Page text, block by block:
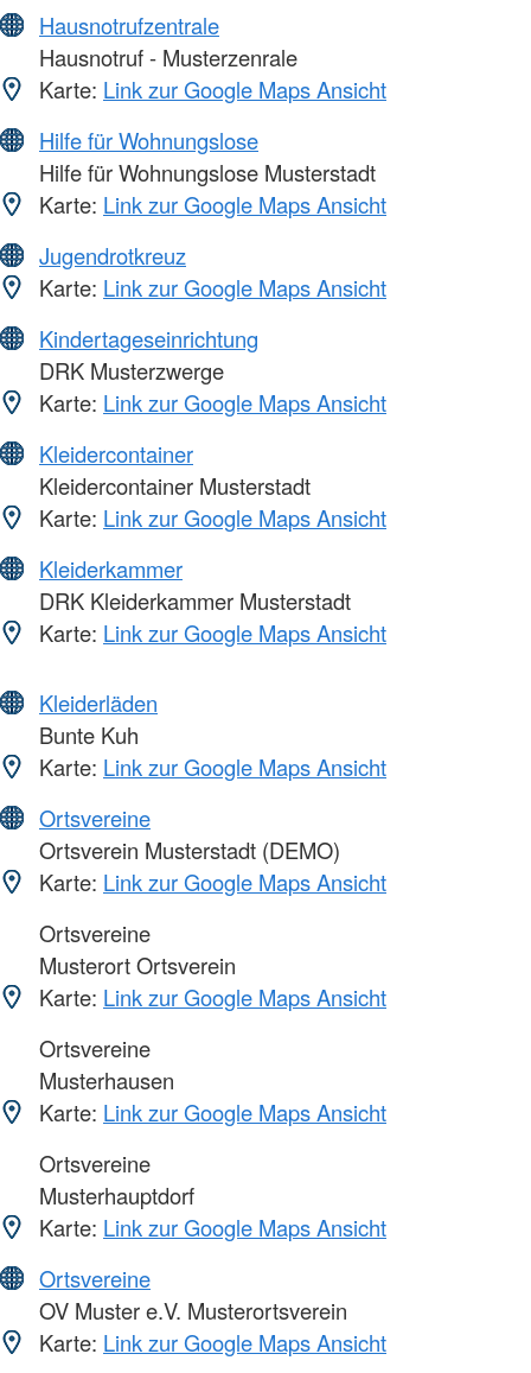
Hausnotrufzentrale
Hausnotruf - Musterzenrale
Karte: Link zur Google Maps Ansicht
Hilfe für Wohnungslose
Hilfe für Wohnungslose Musterstadt
Karte: Link zur Google Maps Ansicht
Jugendrotkreuz
Karte: Link zur Google Maps Ansicht
Kindertageseinrichtung
DRK Musterzwerge
Karte: Link zur Google Maps Ansicht
Kleidercontainer
Kleidercontainer Musterstadt
Karte: Link zur Google Maps Ansicht
Kleiderkammer
DRK Kleiderkammer Musterstadt
Karte: Link zur Google Maps Ansicht
Kleiderläden
Bunte Kuh
Karte: Link zur Google Maps Ansicht
Ortsvereine
Ortsverein Musterstadt (DEMO)
Karte: Link zur Google Maps Ansicht
Ortsvereine
Musterort Ortsverein
Karte: Link zur Google Maps Ansicht
Ortsvereine
Musterhausen
Karte: Link zur Google Maps Ansicht
Ortsvereine
Musterhauptdorf
Karte: Link zur Google Maps Ansicht
Ortsvereine
OV Muster e.V. Musterortsverein
Karte: Link zur Google Maps Ansicht